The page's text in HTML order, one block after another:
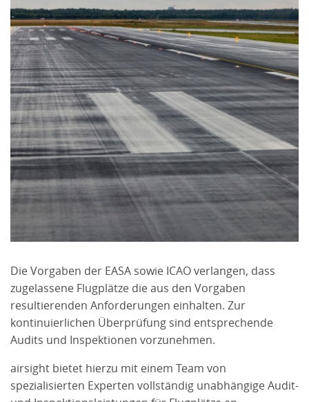
Die Vorgaben der EASA sowie ICAO verlangen, dass
zugelassene Flugplätze die aus den Vorgaben
resultierenden Anforderungen einhalten. Zur
kontinuierlichen Überprüfung sind entsprechende
Audits und Inspektionen vorzunehmen.
airsight bietet hierzu mit einem Team von
spezialisierten Experten vollständig unabhängige Audit-